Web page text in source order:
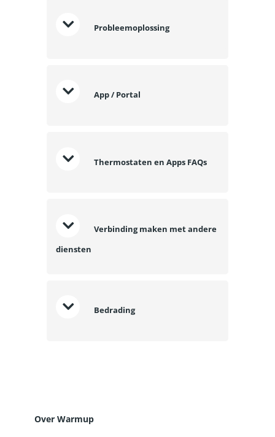
Probleemoplossing
App / Portal
Thermostaten en Apps FAQs
Verbinding maken met andere
diensten
Bedrading
Over Warmup